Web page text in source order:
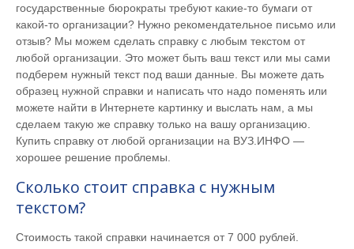
государственные бюрократы требуют какие-то бумаги от
какой-то организации? Нужно рекомендательное письмо или
отзыв? Мы можем сделать справку с любым текстом от
любой организации. Это может быть ваш текст или мы сами
подберем нужный текст под ваши данные. Вы можете дать
образец нужной справки и написать что надо поменять или
можете найти в Интернете картинку и выслать нам, а мы
сделаем такую же справку только на вашу организацию.
Купить справку от любой организации на ВУЗ.ИНФО —
хорошее решение проблемы.
Сколько стоит справка с нужным
текстом?
Стоимость такой справки начинается от 7 000 рублей.